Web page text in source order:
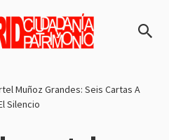
Muñoz Grandes: Seis Cartas A
Silencio